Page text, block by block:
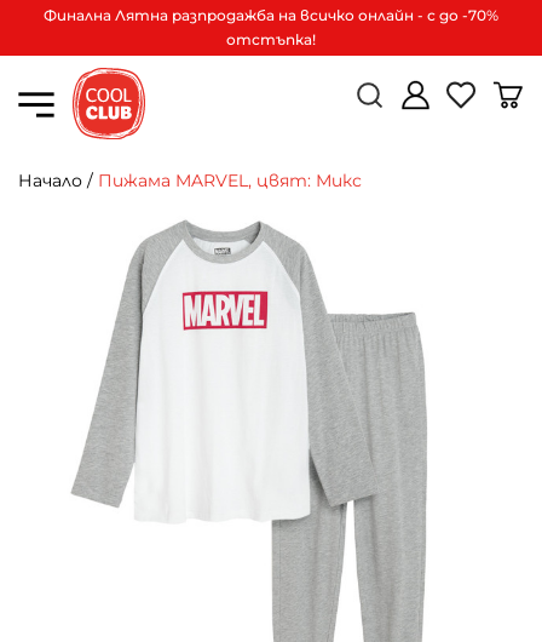
Финална Лятна разпродажба на всичко онлайн - с до -70%
отстъпка!
Начало / Пижама MARVEL, цвят: Микс